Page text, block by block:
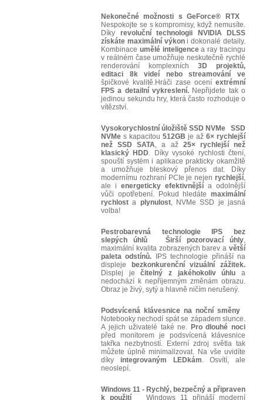
Nekonečné možnosti s GeForce® RTX
Nespokojte se s kompromisy, když nemusíte.
Díky revoluční technologii NVIDIA DLSS
získáte maximální výkoni dokonalé detaily.
Kombinace umělé inteligencea ray tracingu
v reálném čase umožňuje neskutečně rychlé
renderování komplexních 3D projektů,
editaci 8k videí nebo streamování ve
špičkové kvalitě.Hráči zase ocení extrémní
FPS a detailní vykreslení. Nepřijdete tak o
jedinou sekundu hry, která často rozhoduje o
vítězství.
Vysokorychlostní úložiště SSD NVMe
SSD
NVMe s kapacitou 512GB je až 6× rychlejší
než SSD SATA, a až 25× rychlejší než
klasický HDD. Díky vysoké rychlosti čtení,
spouští systém i aplikace prakticky okamžitě
a umožňuje bleskový přenos dat. Díky
modernímu rozhraní PCIe je nejen rychlejší,
ale i energeticky efektivnější a odolnější
vůči opotřebení. Pokud hledáte maximální
rychlost a plynulost, NVMe SSD je jasná
volba!
Pestrobarevná technologie IPS bez
slepých úhlů
Širší pozorovací úhly,
maximální kvalita zobrazených barev a větší
paleta odstínů. IPS technologie přináší na
displeje
bezkonkurenční vizuální zážitek.
Displej ječitelný z jakéhokoliv úhlu a
nedochází k nepříjemným změnám obrazu.
Obraz je živý, sytý a hlavně ničím nerušený.
Podsvícená klávesnice na noční směny
Notebooky nechodí spát se západem slunce.
A jejich uživatelé také ne. Pro dlouhé noci
před monitorem je podsvícená klávesnice
takřka nezbytností. Externí zdroj světla tak
můžete úplně minimalizovat. Na vše uvidíte
díky integrovaným LEDkám. Osvítí, ale
neoslepí.
Windows 11 - Rychlý, bezpečný a připraven
k použití Windows 11 přináší moderní